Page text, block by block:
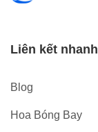
Liên kết nhanh
Blog
Hoa Bóng Bay